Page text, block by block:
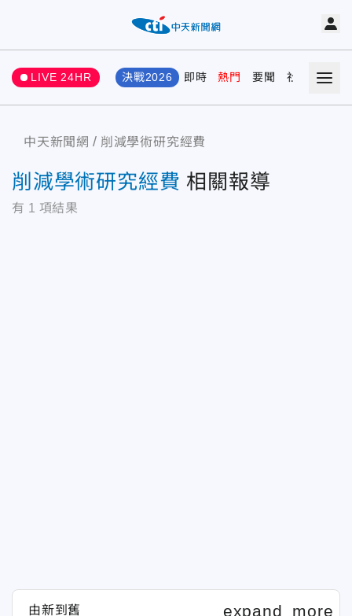
LIVE 24HR 決戰2026 即時 熱門 要聞 社會 娛樂
中天新聞網 削減學術研究經費
削減學術研究經費 相關報導
有 1 項結果